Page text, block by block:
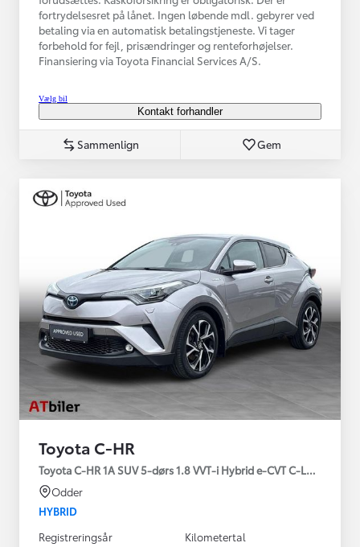
fortrydelsesret på lånet. Ingen løbende mdl. gebyrer ved
betaling via en automatisk betalingstjeneste. Vi tager
forbehold for fejl, prisændringer og renteforhøjelser.
Finansiering via Toyota Financial Services A/S.
Vælg bil
Kontakt forhandler
Sammenlign Gem
Toyota C-HR
Toyota C-HR 1A SUV 5-dørs 1.8 VVT-i Hybrid e-CVT C-LUB -
Odder
HYBRID
Registreringsår
Kilometertal